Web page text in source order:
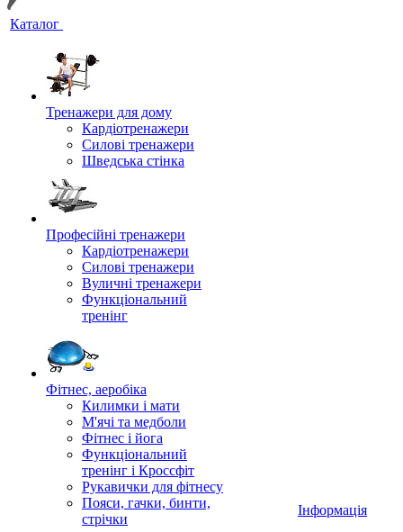
Каталог
Тренажери для дому
Кардіотренажери
Силові тренажери
Шведська стінка
Професійні тренажери
Кардіотренажери
Силові тренажери
Вуличні тренажери
Функціональний
тренінг
Фітнес, аеробіка
Килимки і мати
М'ячі та медболи
Фітнес і йога
Функціональний
тренінг і Кроссфіт
Рукавички для фітнесу
Пояси, гачки, бинти,
стрічки
Інформація